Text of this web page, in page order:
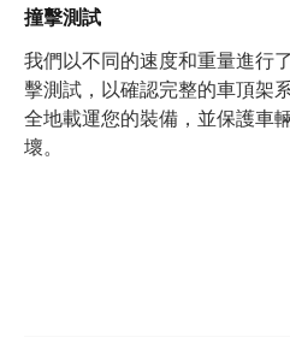
撞擊測試
我們以不同的速度和重量進行
擊測試，以確認完整的車頂架
全地載運您的裝備，並保護車
壞。